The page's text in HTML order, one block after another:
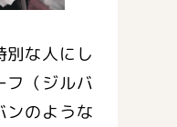
別な人にし
フ（ジルバ
ンのような